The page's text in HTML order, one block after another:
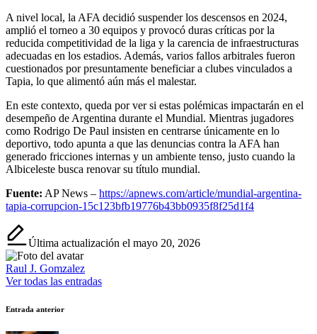
A nivel local, la AFA decidió suspender los descensos en 2024,
amplió el torneo a 30 equipos y provocó duras críticas por la
reducida competitividad de la liga y la carencia de infraestructuras
adecuadas en los estadios. Además, varios fallos arbitrales fueron
cuestionados por presuntamente beneficiar a clubes vinculados a
Tapia, lo que alimentó aún más el malestar.
En este contexto, queda por ver si estas polémicas impactarán en el
desempeño de Argentina durante el Mundial. Mientras jugadores
como Rodrigo De Paul insisten en centrarse únicamente en lo
deportivo, todo apunta a que las denuncias contra la AFA han
generado fricciones internas y un ambiente tenso, justo cuando la
Albiceleste busca renovar su título mundial.
Fuente: AP News – https://apnews.com/article/mundial-argentina-
tapia-corrupcion-15c123bfb19776b43bb0935f8f25d1f4
Última actualización el mayo 20, 2026
Raul J. Gomzalez
Ver todas las entradas
Navegación
Entrada anterior